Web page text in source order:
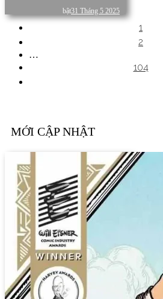
bật31 Tháng 5 2025
1
2
…
104
MỚI CẬP NHẬT